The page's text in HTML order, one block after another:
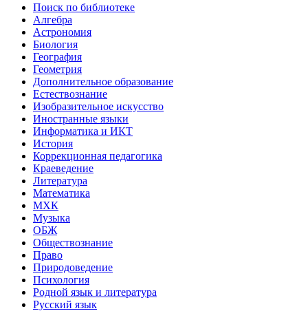
Поиск по библиотеке
Алгебра
Астрономия
Биология
География
Геометрия
Дополнительное образование
Естествознание
Изобразительное искусство
Иностранные языки
Информатика и ИКТ
История
Коррекционная педагогика
Краеведение
Литература
Математика
МХК
Музыка
ОБЖ
Обществознание
Право
Природоведение
Психология
Родной язык и литература
Русский язык